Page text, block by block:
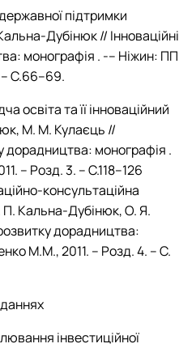
підтримки
Дубінюк // Інноваційні
монографія . -– Ніжин: ПП
С.66–69.
освіта та її інноваційний
М. М. Кулаєць //
дорадництва: монографія .
– Розд. 3. – С.118–126
консультаційна
П. Кальна-Дубінюк, О.Я.
дорадництва:
М.М., 2011. – Розд. 4. – С.
інвестиційної